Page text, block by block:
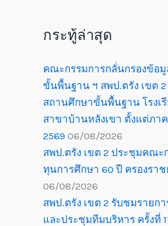
กระทู้ล่าสุด
คณะกรรมการกลั่นกรองข้อมู
ขั้นพื้นฐาน ฯ สพป.ตรัง เขต
สถานศึกษาขั้นพื้นฐาน โรงเ
สาขาบ้านหลังเขา ตั้งแต่ภา
2569 06/08/2026
สพป.ตรัง เขต 2 ประชุมคณะ
ทุนการศึกษา 60 ปี ครองราช
06/08/2026
สพป.ตรัง เขต 2 รับชมรายก
และประชุมทีมบริหาร ครั้งที่